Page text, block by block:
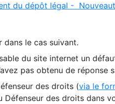
du dépôt légal -
le cas suivant.
du site internet un
pas obtenu de réponse
des droits (via le
Défenseur des droits dans